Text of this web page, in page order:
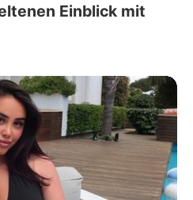
Einblick mit